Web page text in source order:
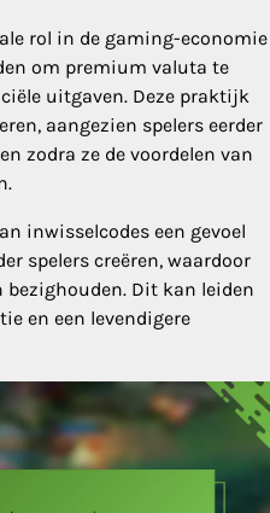
rol in de gaming-economie
om premium valuta te
uitgaven. Deze praktijk
aangezien spelers eerder
zodra ze de voordelen van
inwisselcodes een gevoel
spelers creëren, waardoor
bezighouden. Dit kan leiden
en een levendigere